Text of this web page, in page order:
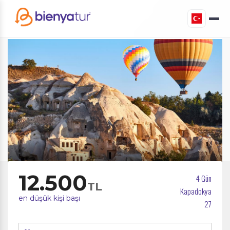
12.500TL
en düşük kişi başı
4 Gün
Kapadokya
27